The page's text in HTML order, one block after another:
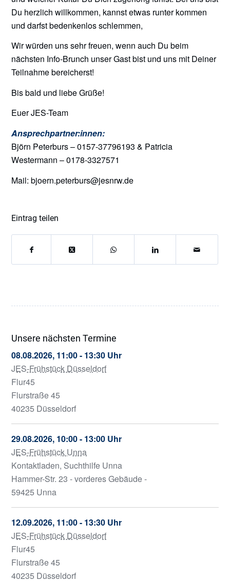
Du herzlich willkommen, kannst etwas runter kommen
und darfst bedenkenlos schlemmen,
Wir würden uns sehr freuen, wenn auch Du beim
nächsten Info-Brunch unser Gast bist und uns mit Deiner
Teilnahme bereicherst!
Bis bald und liebe Grüße!
Euer JES-Team
Ansprechpartner:innen:
Björn Peterburs – 0157-37796193 & Patricia
Westermann – 0178-3327571
Mail: bjoern.peterburs@jesnrw.de
Eintrag teilen
Unsere nächsten Termine
08.08.2026, 11:00 - 13:30 Uhr
JES-Frühstück Düsseldorf
Flur45
Flurstraße 45
40235 Düsseldorf
29.08.2026, 10:00 - 13:00 Uhr
JES-Frühstück Unna
Kontaktladen, Suchthilfe Unna
Hammer-Str. 23 - vorderes Gebäude -
59425 Unna
12.09.2026, 11:00 - 13:30 Uhr
JES-Frühstück Düsseldorf
Flur45
Flurstraße 45
40235 Düsseldorf